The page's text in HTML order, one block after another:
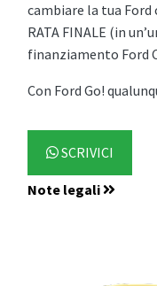
cambiare la tua Ford
RATA FINALE (in
finanziamento Ford
Con Ford Go!
SCRIVICI
Note legali